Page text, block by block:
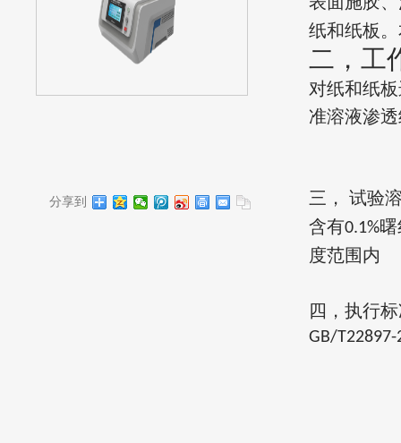
分享到
纸和纸板
二，工
对纸和纸
准溶液渗
三， 试验
含有0.1%
度范围内
四， 执行
GB/T22897-